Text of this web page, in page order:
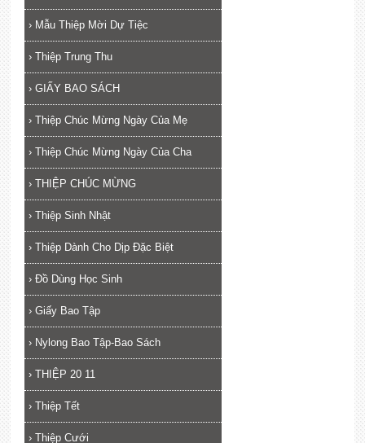
› Mẫu Thiệp Mời Dự Tiệc
› Thiệp Trung Thu
› GIẤY BAO SÁCH
› Thiệp Chúc Mừng Ngày Của Mẹ
› Thiệp Chúc Mừng Ngày Của Cha
› THIỆP CHÚC MỪNG
› Thiệp Sinh Nhật
› Thiệp Dành Cho Dịp Đặc Biệt
› Đồ Dùng Học Sinh
› Giấy Bao Tập
› Nylong Bao Tập-Bao Sách
› THIỆP 20 11
› Thiệp Tết
› Thiệp Cưới